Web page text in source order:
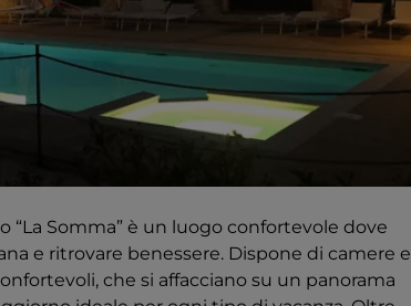
“La Somma” è un luogo confortevole dove
e ritrovare benessere. Dispone di camere e
che si affacciano su un panorama